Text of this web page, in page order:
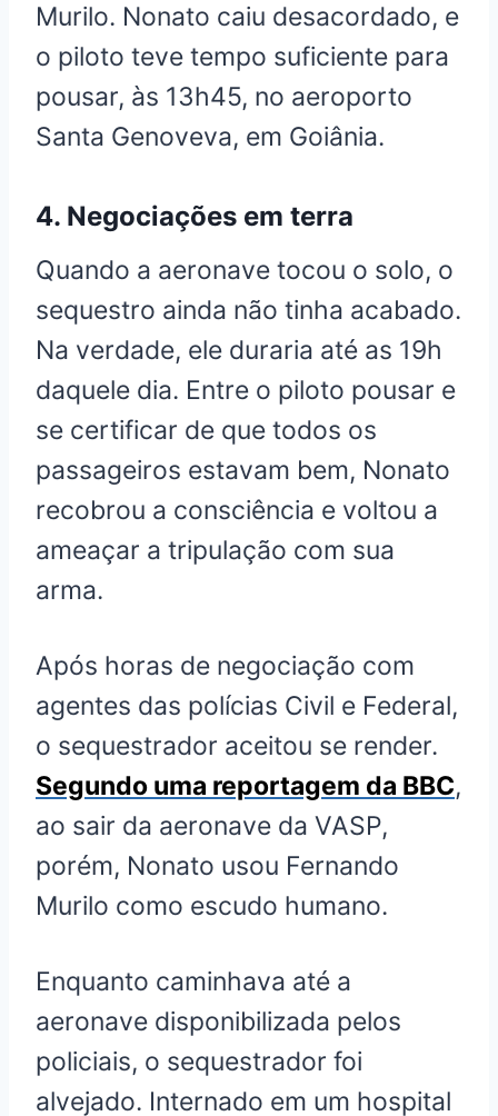
Murilo. Nonato caiu desacordado, e
o piloto teve tempo suficiente para
pousar, às 13h45, no aeroporto
Santa Genoveva, em Goiânia.
4. Negociações em terra
Quando a aeronave tocou o solo, o
sequestro ainda não tinha acabado.
Na verdade, ele duraria até as 19h
daquele dia. Entre o piloto pousar e
se certificar de que todos os
passageiros estavam bem, Nonato
recobrou a consciência e voltou a
ameaçar a tripulação com sua
arma.
Após horas de negociação com
agentes das polícias Civil e Federal,
o sequestrador aceitou se render.
Segundo uma reportagem da BBC,
ao sair da aeronave da VASP,
porém, Nonato usou Fernando
Murilo como escudo humano.
Enquanto caminhava até a
aeronave disponibilizada pelos
policiais, o sequestrador foi
alvejado. Internado em um hospital